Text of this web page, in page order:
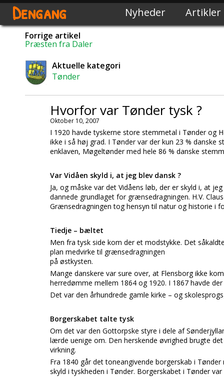
Dengang Nyheder Artikler
Forrige artikel
Præsten fra Daler
Aktuelle kategori
Tønder
Hvorfor var Tønder tysk ?
Oktober 10, 2007
I 1920 havde tyskerne store stemmetal i Tønder og
ikke i så høj grad. I Tønder var der kun 23 %
enklaven, Møgeltønder med hele 86 % danske
Var Vidåen skyld i, at jeg blev dansk ?
Ja, og måske var det Vidåens løb, der er skyld i, at
dannede grundlaget for grænsedragningen. H.V.
Grænsedragningen tog hensyn til natur og historie i
Tiedje – bæltet
Men fra tysk side kom der et modstykke. Det
plan medvirke til grænsedragningen
på østkysten.
Mange danskere var sure over, at Flensborg ikke
herredømme mellem 1864 og 1920. I 1867 havde
Det var den århundrede gamle kirke – og
Borgerskabet talte tysk
Om det var den Gottorpske styre i dele af
lærde uenige om. Den herskende øvrighed brugte
virkning.
Fra 1840 går det toneangivende borgerskab i
skyld i tyskheden i Tønder. Borgerskabet i Tønder